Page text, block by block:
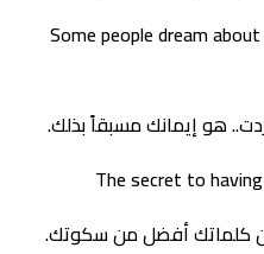
Some people dream
هو إيمانك مسبقاً بذلك.
The secret to
كلماتك أفضل من سكوتك.